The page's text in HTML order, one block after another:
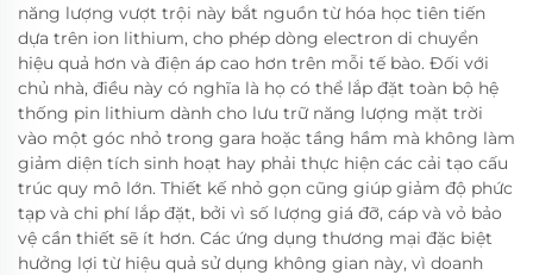
năng lượng vượt trội này bắt nguồn từ hóa học tiên tiến
dựa trên ion lithium, cho phép dòng electron di chuyển
hiệu quả hơn và điện áp cao hơn trên mỗi tế bào. Đối với
chủ nhà, điều này có nghĩa là họ có thể lắp đặt toàn bộ hệ
thống pin lithium dành cho lưu trữ năng lượng mặt trời
vào một góc nhỏ trong gara hoặc tầng hầm mà không làm
giảm diện tích sinh hoạt hay phải thực hiện các cải tạo cấu
trúc quy mô lớn. Thiết kế nhỏ gọn cũng giúp giảm độ phức
tạp và chi phí lắp đặt, bởi vì số lượng giá đỡ, cáp và vỏ bảo
vệ cần thiết sẽ ít hơn. Các ứng dụng thương mại đặc biệt
hưởng lợi từ hiệu quả sử dụng không gian này, vì doanh